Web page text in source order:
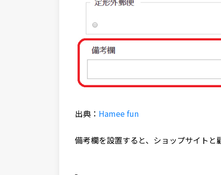
出典： Hamee fun
備考欄を設置すると、ショップサイト